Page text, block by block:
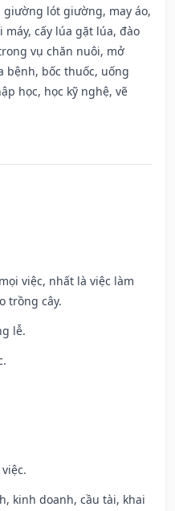
giường lót giường, may áo,
máy, cấy lúa gặt lúa, đào
vụ chăn nuôi, mở
bệnh, bốc thuốc, uống
học, học kỹ nghệ, vẽ
việc, nhất là việc làm
trồng cây.
lễ.
kinh doanh, cầu tài, khai